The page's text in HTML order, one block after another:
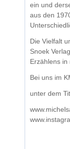
ein und
aus den
Die Vielfalt
Snoek
Erzählens in
Bei uns im
unter dem